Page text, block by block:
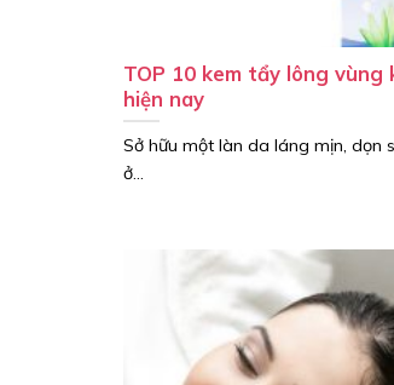
TOP 10 kem tẩy lông
hiện nay
Sở hữu một làn da láng mịn, dọn
ở...